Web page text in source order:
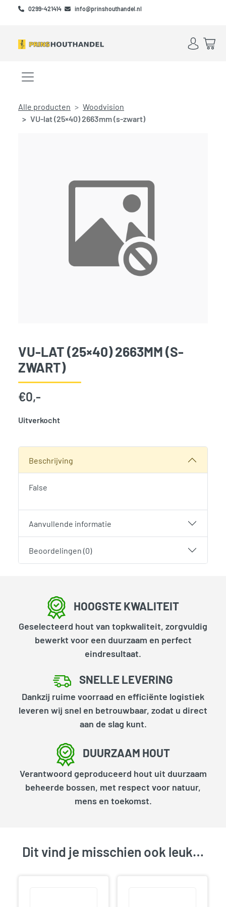
Skip to main content
Skip to footer
0299-421414 info@prinshouthandel.nl
Account
Menu openen/sluiten
Alle producten
Woodvision
VU-lat (25×40) 2663mm (s-zwart)
VU-LAT (25×40) 2663MM (S-
ZWART)
€0,-
Uitverkocht
Beschrijving
False
Aanvullende informatie
Beoordelingen (0)
HOOGSTE KWALITEIT
Geselecteerd hout van topkwaliteit, zorgvuldig
bewerkt voor een duurzaam en perfect
eindresultaat.
SNELLE LEVERING
Dankzij ruime voorraad en efficiënte logistiek
leveren wij snel en betrouwbaar, zodat u direct
aan de slag kunt.
DUURZAAM HOUT
Verantwoord geproduceerd hout uit duurzaam
beheerde bossen, met respect voor natuur,
mens en toekomst.
Dit vind je misschien ook leuk…